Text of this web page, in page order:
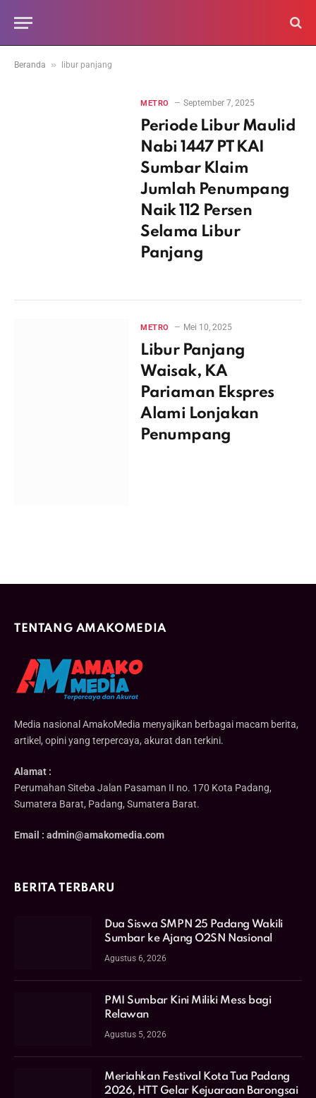
Beranda » libur panjang
METRO September 7, 2025
Periode Libur Maulid
Nabi 1447 PT KAI
Sumbar Klaim
Jumlah Penumpang
Naik 112 Persen
Selama Libur
Panjang
METRO Mei 10, 2025
Libur Panjang
Waisak, KA
Pariaman Ekspres
Alami Lonjakan
Penumpang
TENTANG AMAKOMEDIA
Media nasional AmakoMedia menyajikan berbagai macam berita,
artikel, opini yang terpercaya, akurat dan terkini.
Alamat :
Perumahan Siteba Jalan Pasaman II no. 170 Kota Padang,
Sumatera Barat, Padang, Sumatera Barat.
Email : admin@amakomedia.com
BERITA TERBARU
Dua Siswa SMPN 25 Padang Wakili
Sumbar ke Ajang O2SN Nasional
Agustus 6, 2026
PMI Sumbar Kini Miliki Mess bagi
Relawan
Agustus 5, 2026
Meriahkan Festival Kota Tua Padang
2026, HTT Gelar Kejuaraan Barongsai